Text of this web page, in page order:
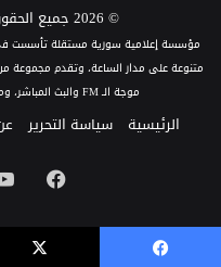
© 2026 جميع الحقوق محفوظة لفرش أون لاين
متنوعة على مدار الساعة، وتقدم مجموعة من
موجة الـ FM والبث المباشر، ومنصاتها المختلفة على السوشيال ميديا.
الرئيسية سياسة التحرير